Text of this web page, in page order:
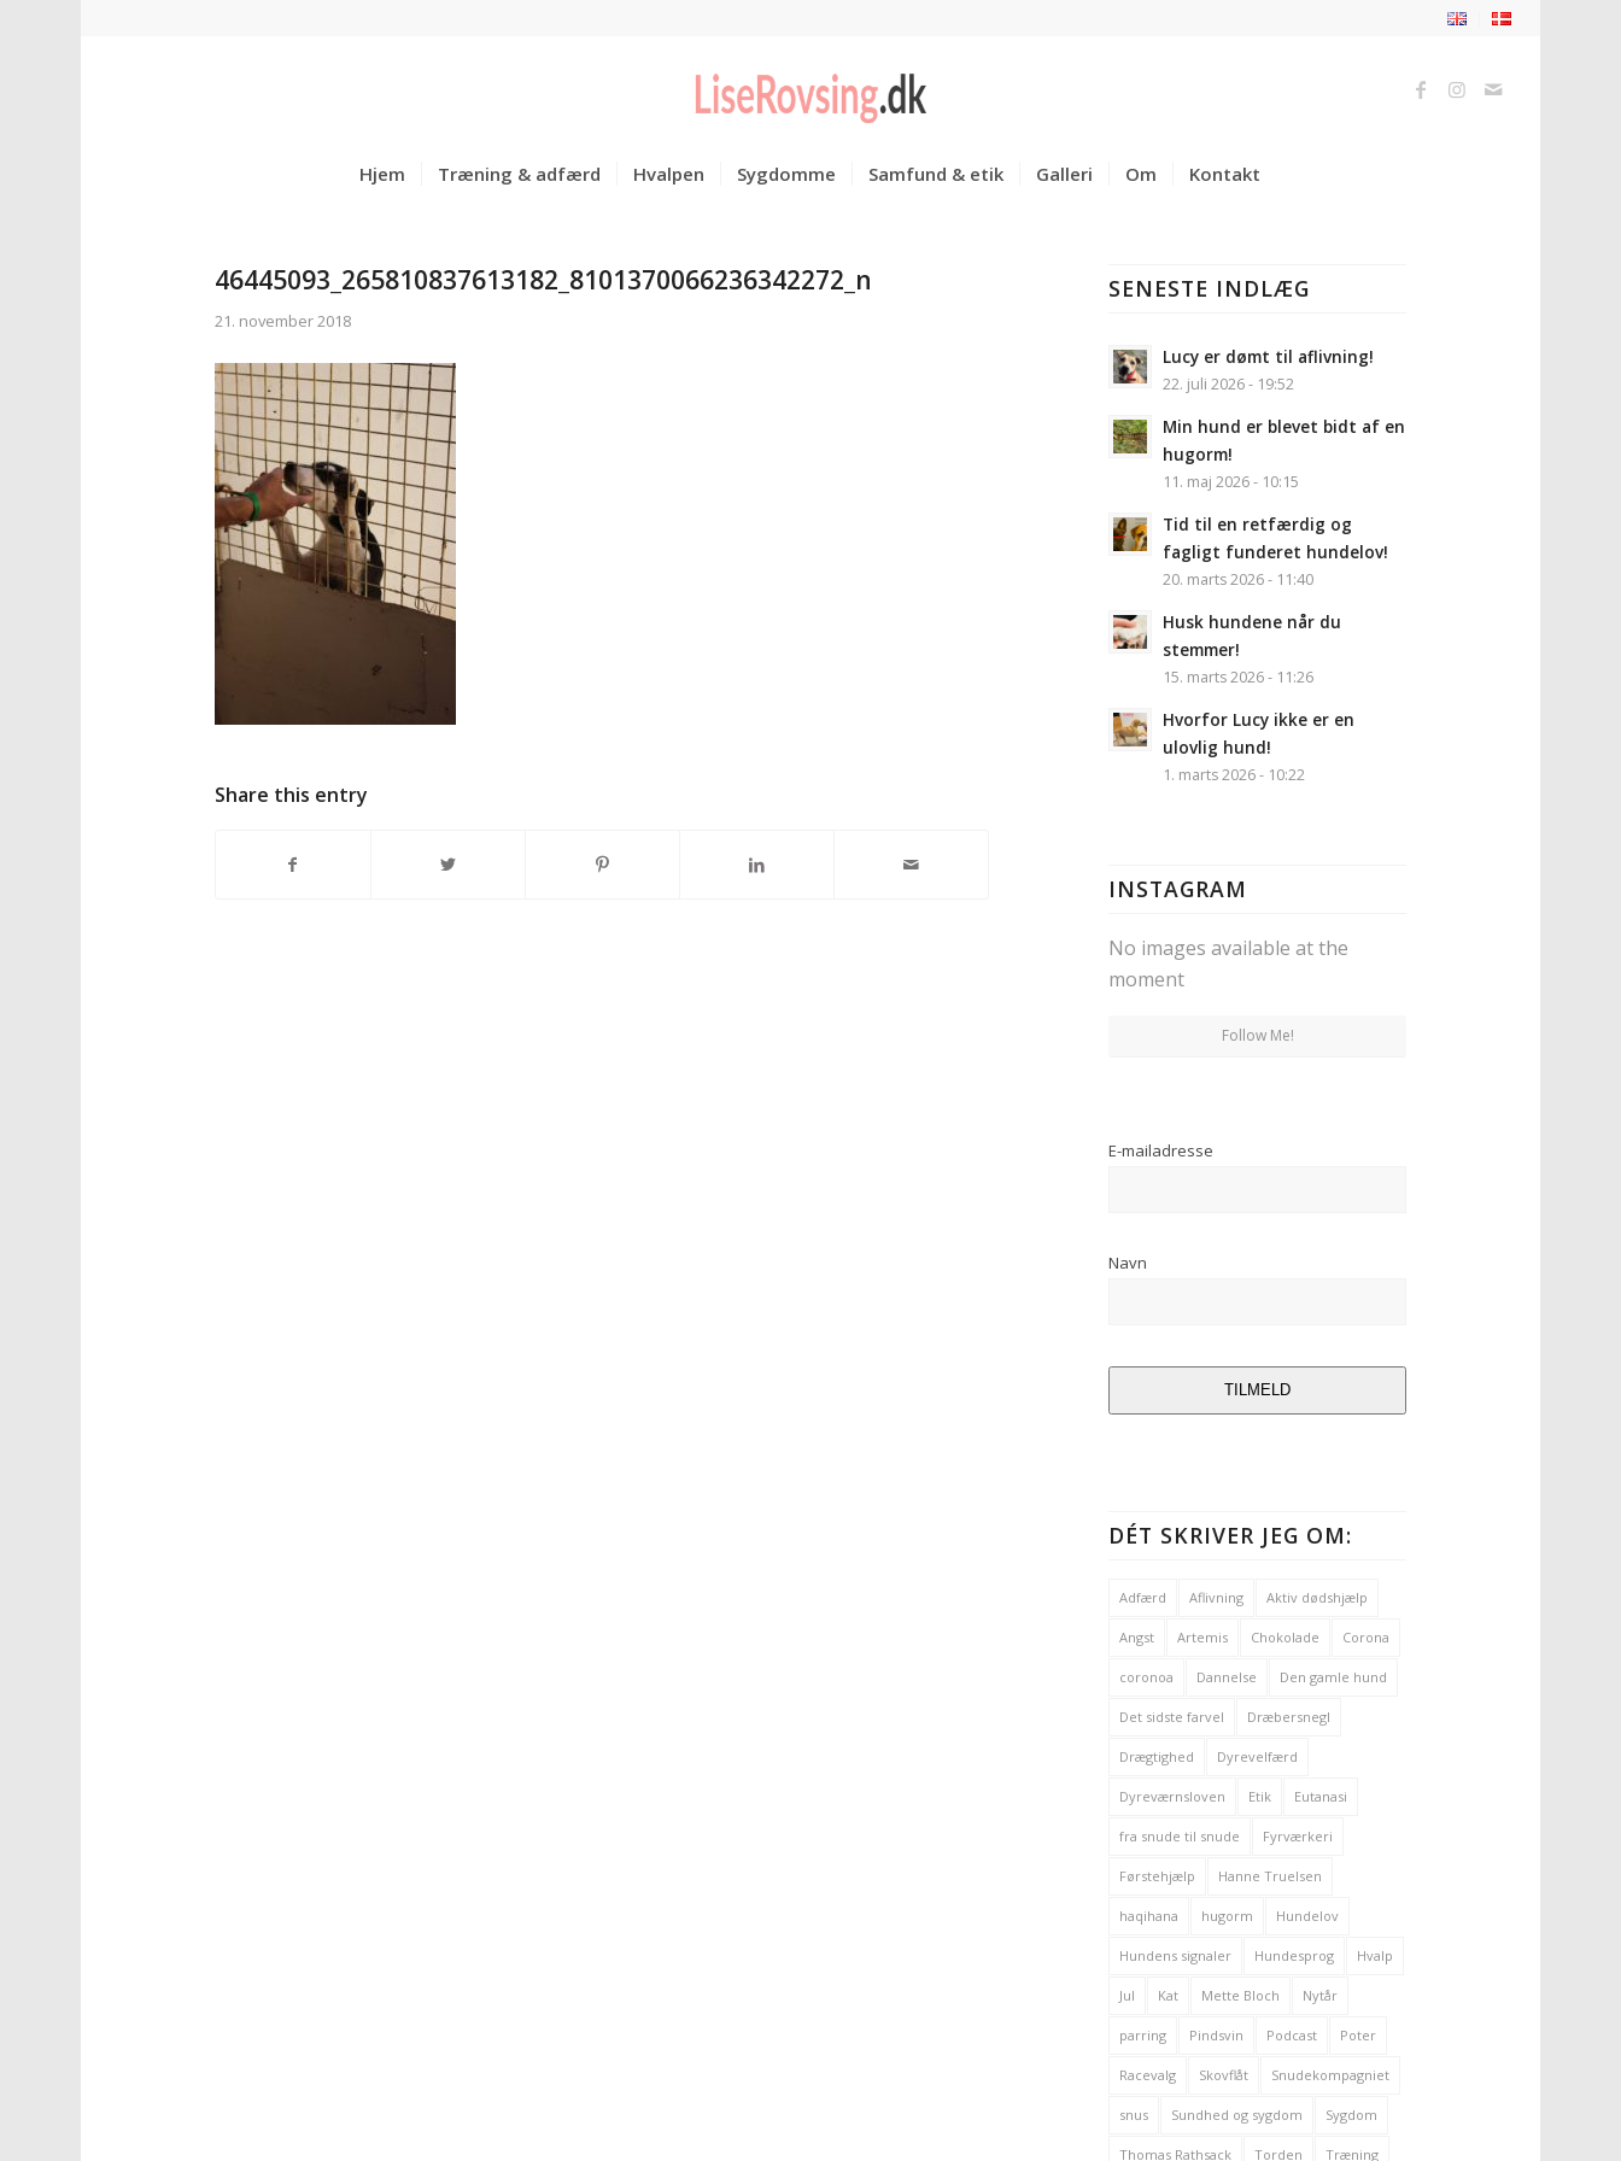
Hjem Træning & adfærd Hvalpen Sygdomme Samfund & etik Galleri Om Kontakt
46445093_265810837613182_8101370066236342272_n
21. november 2018
Share this entry
SENESTE INDLÆG
Lucy er dømt til aflivning!
22. juli 2026 - 19:52
Min hund er blevet bidt af en
hugorm!
11. maj 2026 - 10:15
Tid til en retfærdig og
fagligt funderet hundelov!
20. marts 2026 - 11:40
Husk hundene når du
stemmer!
15. marts 2026 - 11:26
Hvorfor Lucy ikke er en
ulovlig hund!
1. marts 2026 - 10:22
INSTAGRAM
No images available at the
moment
Follow Me!
E-mailadresse
Navn
TILMELD
DÉT SKRIVER JEG OM:
Adfærd Aflivning Aktiv dødshjælp
Angst Artemis Chokolade Corona
coronoa Dannelse Den gamle hund
Det sidste farvel Dræbersnegl
Drægtighed Dyrevelfærd
Dyreværnsloven Etik Eutanasi
fra snude til snude Fyrværkeri
Førstehjælp Hanne Truelsen
haqihana hugorm Hundelov
Hundens signaler Hundesprog Hvalp
Jul Kat Mette Bloch Nytår
parring Pindsvin Podcast Poter
Racevalg Skovflåt Snudekompagniet
snus Sundhed og sygdom Sygdom
Thomas Rathsack Torden Træning